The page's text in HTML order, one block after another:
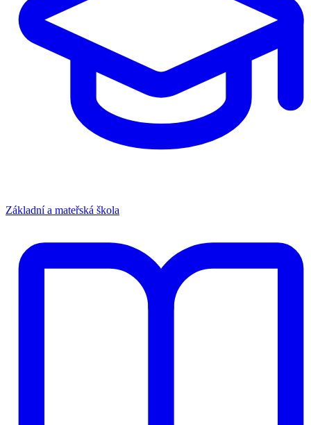
Základní a mateřská škola